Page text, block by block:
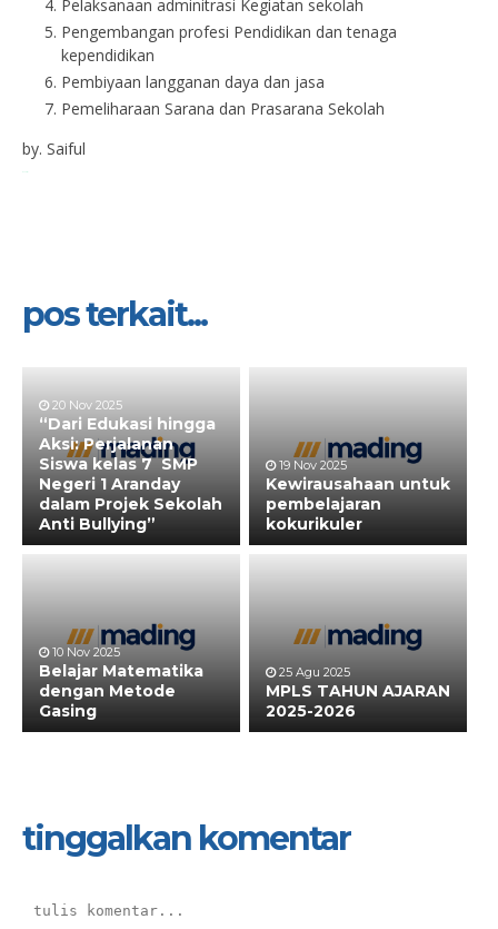
Pelaksanaan adminitrasi Kegiatan sekolah
Pengembangan profesi Pendidikan dan tenaga
kependidikan
Pembiyaan langganan daya dan jasa
Pemeliharaan Sarana dan Prasarana Sekolah
by. Saiful
pos terkait...
20 Nov 2025
“Dari Edukasi hingga
Aksi: Perjalanan
Siswa kelas 7 SMP
Negeri 1 Aranday
dalam Projek Sekolah
Anti Bullying”
19 Nov 2025
Kewirausahaan untuk
pembelajaran
kokurikuler
10 Nov 2025
Belajar Matematika
dengan Metode
Gasing
25 Agu 2025
MPLS TAHUN AJARAN
2025-2026
tinggalkan komentar